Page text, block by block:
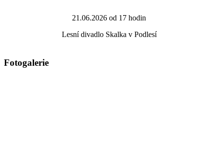
21.06.2026 od 17 hodin
Lesní divadlo Skalka v Podlesí
Fotogalerie